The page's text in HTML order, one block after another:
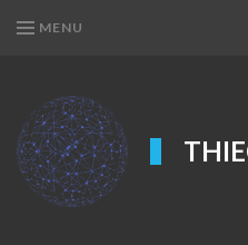
MENU